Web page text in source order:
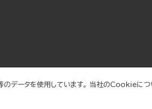
データを使用しています。 当社のCookieにつ